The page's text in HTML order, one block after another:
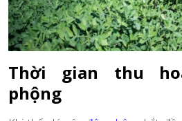
Thời gian thu
phộng